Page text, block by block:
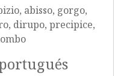
abisso, gorgo,
dirupo, precipice,